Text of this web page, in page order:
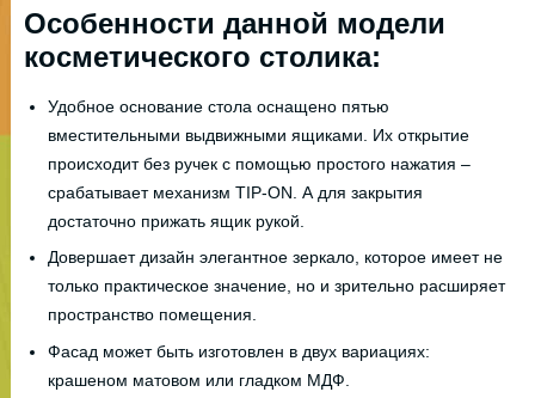
Особенности данной модели
косметического столика:
Удобное основание стола оснащено пятью
вместительными выдвижными ящиками. Их открытие
происходит без ручек с помощью простого нажатия –
срабатывает механизм TIP-ON. А для закрытия
достаточно прижать ящик рукой.
Довершает дизайн элегантное зеркало, которое имеет не
только практическое значение, но и зрительно расширяет
пространство помещения.
Фасад может быть изготовлен в двух вариациях:
крашеном матовом или гладком МДФ.